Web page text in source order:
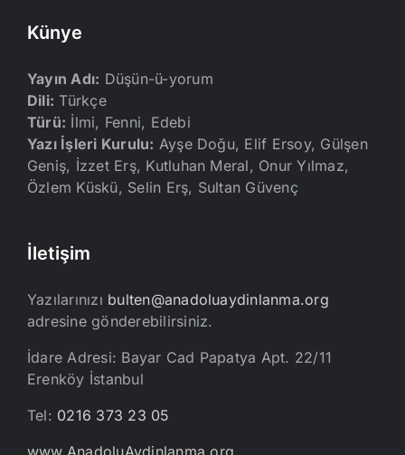
Künye
Yayın Adı: Düşün-ü-yorum
Dili: Türkçe
Türü: İlmi, Fenni, Edebi
Yazı İşleri Kurulu: Ayşe Doğu, Elif Ersoy, Gülşen
Geniş, İzzet Erş, Kutluhan Meral, Onur Yılmaz,
Özlem Küskü, Selin Erş, Sultan Güvenç
İletişim
Yazılarınızı bulten@anadoluaydinlanma.org
adresine gönderebilirsiniz.
İdare Adresi: Bayar Cad Papatya Apt. 22/11
Erenköy İstanbul
Tel: 0216 373 23 05
www.AnadoluAydinlanma.org